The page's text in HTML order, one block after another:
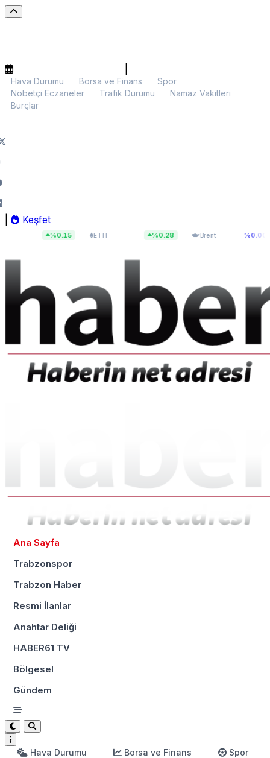
Hava Durumu Borsa ve Finans
Spor
Nöbetçi Eczaneler
Trafik Durumu
Namaz Vakitleri
Burçlar
Keşfet
ETH$1.921,67 Brent $83,55 %0.00 BIST
Ana Sayfa
Trabzonspor
Trabzon Haber
Resmi İlanlar
Anahtar Deliği
HABER61 TV
Bölgesel
Gündem
Hava Durumu Borsa ve Finans
Spor